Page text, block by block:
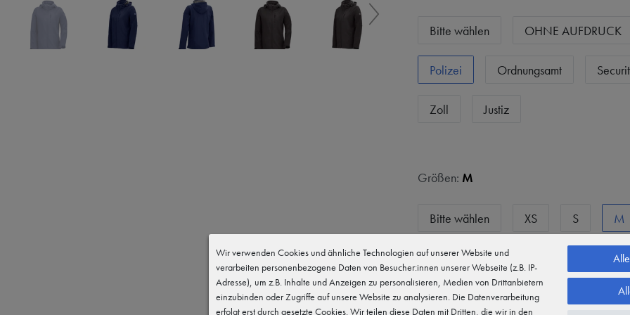
Bitte wählen OHNE AUFDRUCK
Polizei Ordnungsamt
Zoll Justiz
Größen: M
Bitte wählen XS S M
L XL
5XL
Wir verwenden Cookies und ähnliche Technologien auf unserer Website und
verarbeiten personenbezogene Daten von Besucher:innen unserer Webseite (z.B. IP-
Adresse), um z.B. Inhalte und Anzeigen zu personalisieren, Medien von Drittanbietern
einzubinden oder Zugriffe auf unsere Website zu analysieren. Die Datenverarbeitung
erfolgt erst durch gesetzte Cookies. Wir teilen diese Daten mit Dritten, die wir in den